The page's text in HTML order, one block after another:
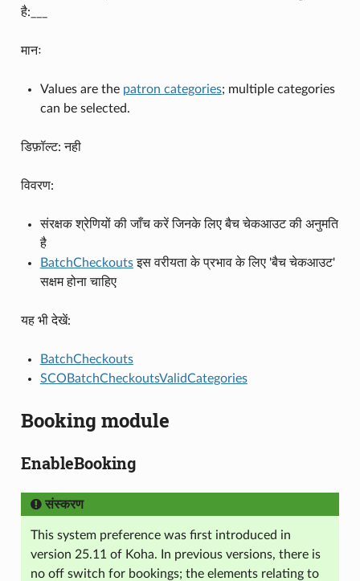
है:___
मानः
Values are the patron categories; multiple categories
can be selected.
डिफ़ॉल्ट: नही
विवरण:
संरक्षक श्रेणियों की जाँच करें जिनके लिए बैच चेकआउट की अनुमति
है
BatchCheckoutsइस वरीयता के प्रभाव के लिए 'बैच चेकआउट'
सक्षम होना चाहिए
यह भी देखें:
BatchCheckouts
SCOBatchCheckoutsValidCategories
Booking module
EnableBooking
संस्करण
This system preference was first introduced in
version 25.11 of Koha. In previous versions, there is
no off switch for bookings; the elements relating to